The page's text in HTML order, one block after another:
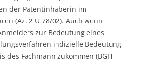
der Patentinhaberin im
(Az. 2 U 78/02). Auch wenn
zur Bedeutung eines
indizielle Bedeutung
des Fachmann zukommen (BGH,